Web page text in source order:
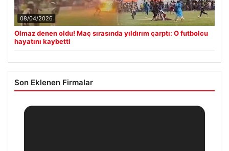
08/04/2026
Olmaz denen oldu! Maç sırasında yıldırım çarptı: O futbolcu
hayatını kaybetti
Son Eklenen Firmalar